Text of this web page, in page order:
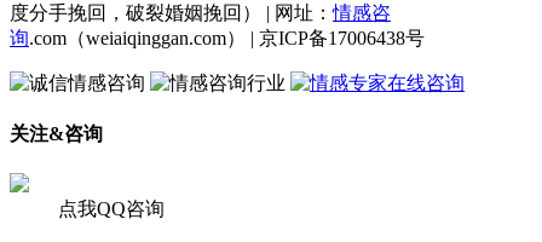
度分手挽回，破裂婚姻挽回） | 网址：情感咨
询.com（weiaiqinggan.com） | 京ICP备17006438号
关注&咨询
点我QQ咨询